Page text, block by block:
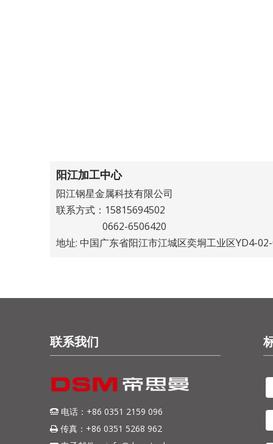
阳江加工中心
阳江钢星金属科技有限公司
联系方式：15815694502
0662-6506420
地址: 中国广东省阳江市江城区奕垌工业区YD4-
联系我们
 电话：+86 0351 2159 096
 传真：+86 0351 5268 962